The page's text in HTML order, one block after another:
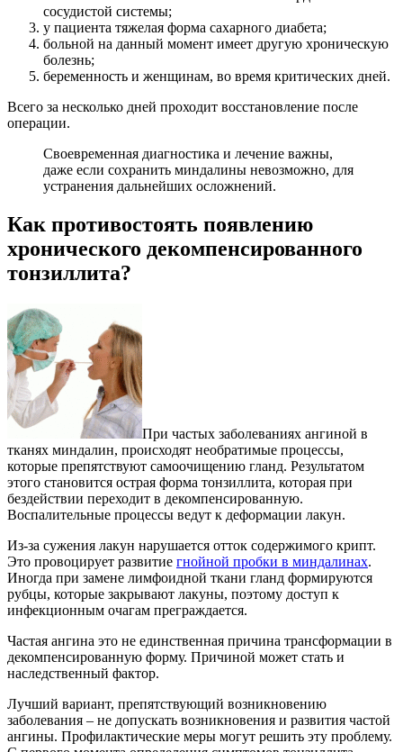
сосудистой системы;
у пациента тяжелая форма сахарного диабета;
больной на данный момент имеет другую хроническую
болезнь;
беременность и женщинам, во время критических дней.
Всего за несколько дней проходит восстановление после
операции.
Своевременная диагностика и лечение важны,
даже если сохранить миндалины невозможно, для
устранения дальнейших осложнений.
Как противостоять появлению
хронического декомпенсированного
тонзиллита?
При частых заболеваниях ангиной в
тканях миндалин, происходят необратимые процессы,
которые препятствуют самоочищению гланд. Результатом
этого становится острая форма тонзиллита, которая при
бездействии переходит в декомпенсированную.
Воспалительные процессы ведут к деформации лакун.
Из-за сужения лакун нарушается отток содержимого крипт.
Это провоцирует развитие гнойной пробки в миндалинах.
Иногда при замене лимфоидной ткани гланд формируются
рубцы, которые закрывают лакуны, поэтому доступ к
инфекционным очагам преграждается.
Частая ангина это не единственная причина трансформации в
декомпенсированную форму. Причиной может стать и
наследственный фактор.
Лучший вариант, препятствующий возникновению
заболевания – не допускать возникновения и развития частой
ангины. Профилактические меры могут решить эту проблему.